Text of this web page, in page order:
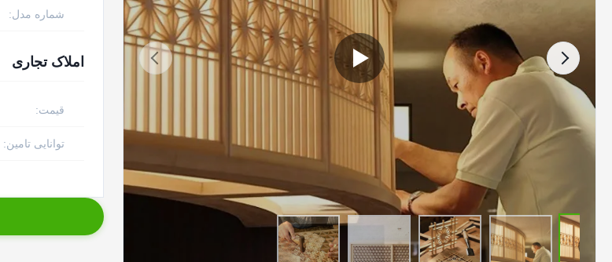
شماره مدل:
املاک تجاری
قیمت:
توانایی تامین: